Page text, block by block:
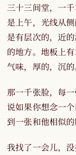
三十三间堂，一
是上午，光线从
是有层次的，近
的地方。地板上
气味，厚的，沉的
那一千张脸，每
说如果你想念一
到一张和他相似的
我找了一会儿，